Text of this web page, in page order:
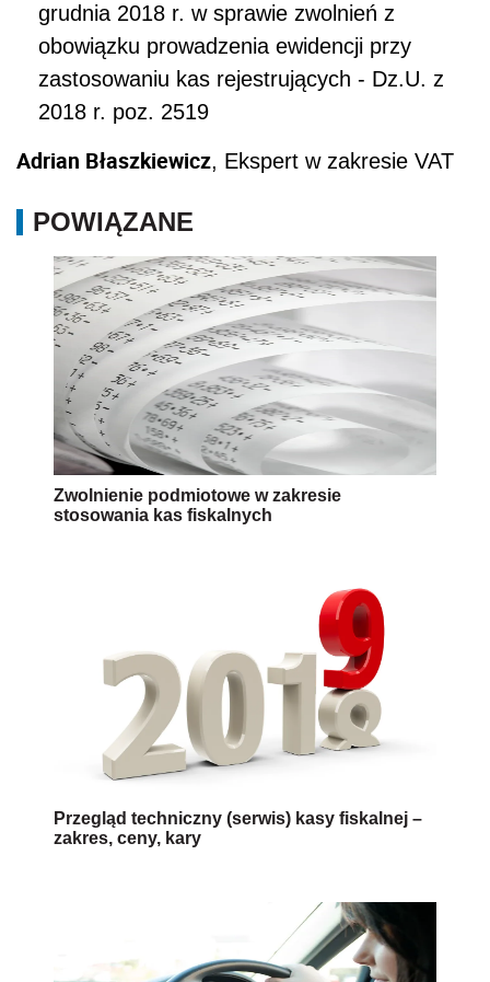
grudnia 2018 r. w sprawie zwolnień z
obowiązku prowadzenia ewidencji przy
zastosowaniu kas rejestrujących - Dz.U. z
2018 r. poz. 2519
Adrian Błaszkiewicz, Ekspert w zakresie VAT
POWIĄZANE
Zwolnienie podmiotowe w zakresie
stosowania kas fiskalnych
Przegląd techniczny (serwis) kasy fiskalnej –
zakres, ceny, kary